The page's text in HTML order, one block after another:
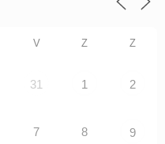
V Z Z
31 1 2
7 8 9